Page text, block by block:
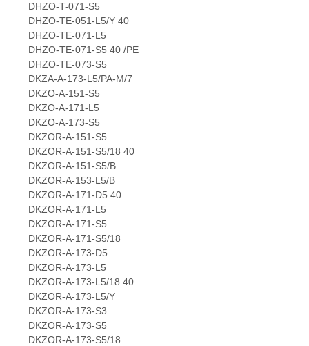
DHZO-T-071-S5
DHZO-TE-051-L5/Y 40
DHZO-TE-071-L5
DHZO-TE-071-S5 40 /PE
DHZO-TE-073-S5
DKZA-A-173-L5/PA-M/7
DKZO-A-151-S5
DKZO-A-171-L5
DKZO-A-173-S5
DKZOR-A-151-S5
DKZOR-A-151-S5/18 40
DKZOR-A-151-S5/B
DKZOR-A-153-L5/B
DKZOR-A-171-D5 40
DKZOR-A-171-L5
DKZOR-A-171-S5
DKZOR-A-171-S5/18
DKZOR-A-173-D5
DKZOR-A-173-L5
DKZOR-A-173-L5/18 40
DKZOR-A-173-L5/Y
DKZOR-A-173-S3
DKZOR-A-173-S5
DKZOR-A-173-S5/18